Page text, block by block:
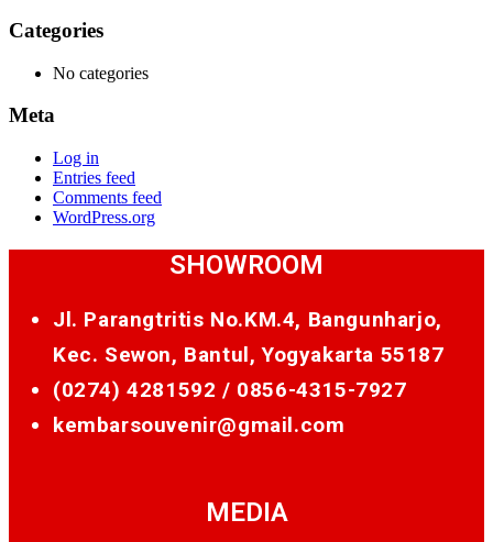
Categories
No categories
Meta
Log in
Entries feed
Comments feed
WordPress.org
SHOWROOM
Jl. Parangtritis No.KM.4, Bangunharjo,
Kec. Sewon, Bantul, Yogyakarta 55187
(0274) 4281592 / 0856-4315-7927
kembarsouvenir@gmail.com
MEDIA